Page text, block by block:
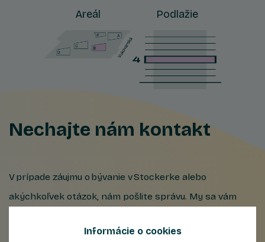
Areál Podlažie
Nechajte nám kontakt
V prípade záujmu o bývanie v Stockerke alebo
akýchkoľvek otázok, nám pošlite správu. My sa vám
Informácie o cookies